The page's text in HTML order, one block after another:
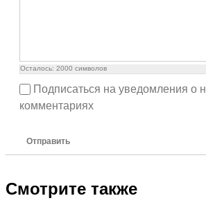
Осталось: 2000 символов
Подписаться на уведомления о
комментариях
Отправить
Смотрите также